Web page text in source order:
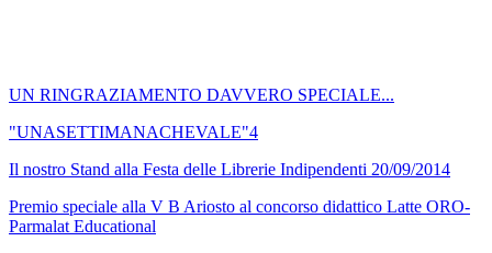
UN RINGRAZIAMENTO DAVVERO SPECIALE...
"UNASETTIMANACHEVALE"4
Il nostro Stand alla Festa delle Librerie Indipendenti 20/09/2014
Premio speciale alla V B Ariosto al concorso didattico Latte ORO-
Parmalat Educational